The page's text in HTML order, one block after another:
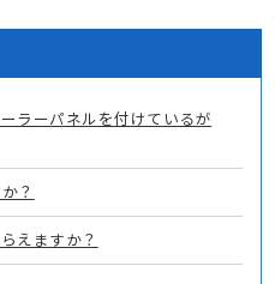
ラーパネルを付けているが
？
えますか？